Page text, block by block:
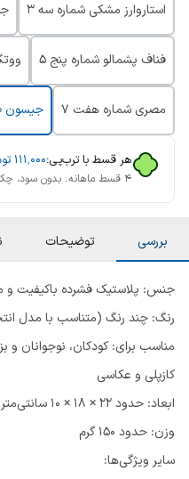
استاروارز مشکی شماره سه ۳
فناف پشمالو شماره پنج ۵
مصری شماره هفت ۷ جیسون
هر قسط با ترب‌پی:۱۱۱٬۰۰۰
۴ قسط ماهانه. بدون سود، چک و ضامن.
بررسی توضیحات
جنس: پلاستیک فشرده باکیفیت و
رنگ: چند رنگ (متناسب با مدل
مناسب برای: کودکان، نوجوانان و
کازپلی و عکاسی
ابعاد: حدود 22 × 18 × 10 سانتی‌متر
وزن: حدود 150 گرم
سایر ویژگی‌ها: